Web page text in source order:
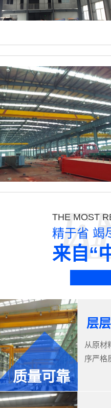
THE MOST
精于省 竭
来自“
质量可靠
层
从原材
序严格